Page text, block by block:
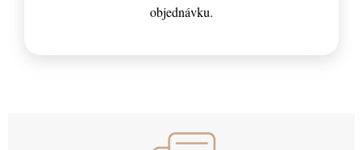
objednávku.